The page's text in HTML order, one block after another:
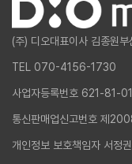
(주) 디오대표이사 김종원부
TEL 070-4156-1730
사업자등록번호 621-81-
통신판매업신고번호 제
개인정보 보호책임자 서정권